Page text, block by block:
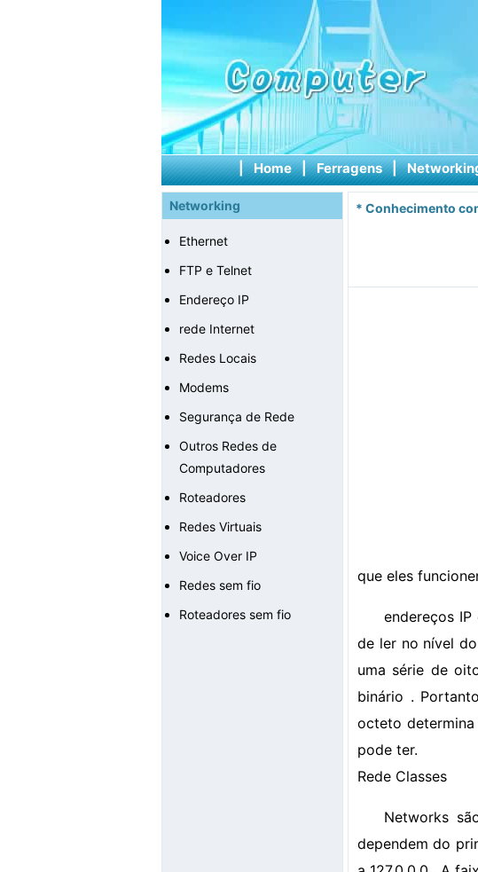
| Home | Ferragens |
Networking
Ethernet
FTP e Telnet
Endereço IP
rede Internet
Redes Locais
Modems
Segurança de Rede
Outros Redes de
Computadores
Roteadores
Redes Virtuais
Voice Over IP
Redes sem fio
Roteadores sem fio
* Conhecimento
que eles
endereços
de ler no nível
uma série de
binário .
octeto
pode ter.
Rede Classes
Networks
dependem do